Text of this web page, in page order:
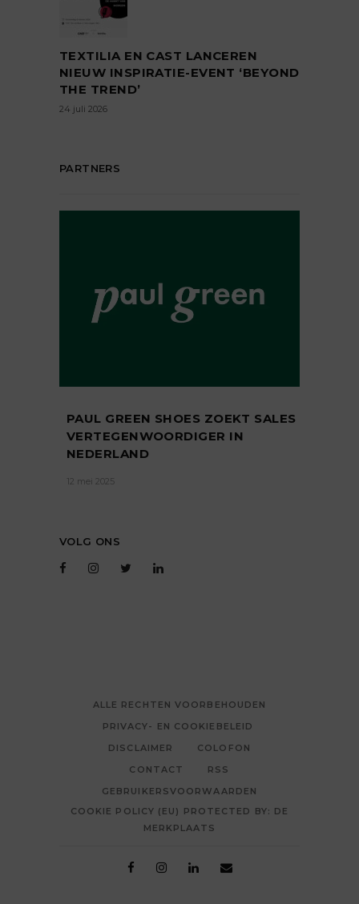
TEXTILIA EN CAST LANCEREN
NIEUW INSPIRATIE-EVENT ‘BEYOND
THE TREND’
24 juli 2026
PARTNERS
PAUL GREEN SHOES ZOEKT SALES
VERTEGENWOORDIGER IN
NEDERLAND
12 mei 2025
VOLG ONS
ALLE RECHTEN VOORBEHOUDEN
PRIVACY- EN COOKIEBELEID
DISCLAIMER
COLOFON
CONTACT
RSS
GEBRUIKERSVOORWAARDEN
COOKIE POLICY (EU) PROTECTED BY: DE
MERKPLAATS